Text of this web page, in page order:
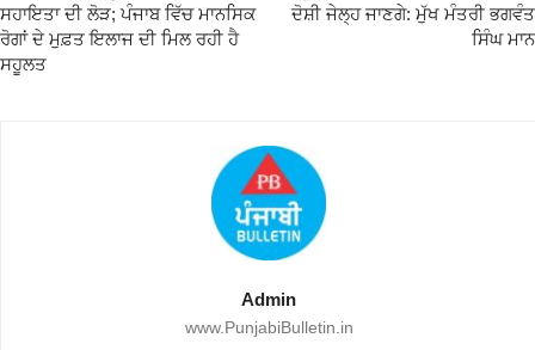
ਸਹਾਇਤਾ ਦੀ ਲੋੜ; ਪੰਜਾਬ ਵਿੱਚ ਮਾਨਸਿਕ
ਰੋਗਾਂ ਦੇ ਮੁਫ਼ਤ ਇਲਾਜ ਦੀ ਮਿਲ ਰਹੀ ਹੈ
ਸਹੂਲਤ
ਦੋਸ਼ੀ ਜੇਲ੍ਹ ਜਾਣਗੇ: ਮੁੱਖ ਮੰਤਰੀ ਭਗਵੰਤ
ਸਿੰਘ ਮਾਨ
Admin
www.PunjabiBulletin.in